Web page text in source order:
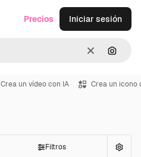
Borrar
Precios Iniciar sesión
Crea un vídeo con IA Crea un icono
Filtros